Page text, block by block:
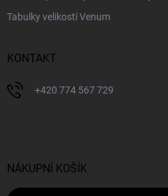
Tabulky velikostí Venum
KONTAKT
+420 774 567 729
NÁKUPNÍ KOŠÍK